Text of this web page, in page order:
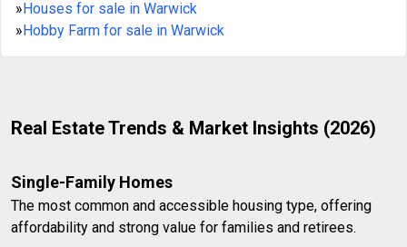
»Houses for sale in Warwick
»Hobby Farm for sale in Warwick
Real Estate Trends & Market Insights (2026)
Single-Family Homes
The most common and accessible housing type, offering
affordability and strong value for families and retirees.